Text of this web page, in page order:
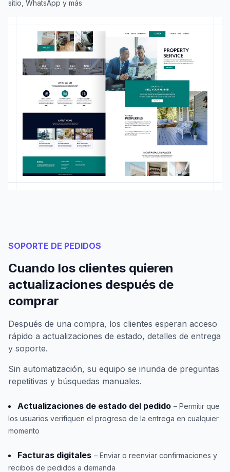
sitio, WhatsApp y más
SOPORTE DE PEDIDOS
Cuando los clientes quieren
actualizaciones después de
comprar
Después de una compra, los clientes esperan acceso
rápido a actualizaciones de estado, detalles de entrega
y soporte.
Sin automatización, su equipo se inunda de preguntas
repetitivas y búsquedas manuales.
Actualizaciones de estado del pedido – Permitir que
los usuarios verifiquen el progreso de la entrega en cualquier
momento
Facturas digitales – Enviar o reenviar confirmaciones y
recibos de pedidos a demanda